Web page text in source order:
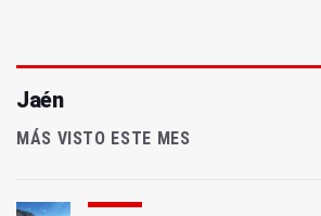
Jaén
MÁS VISTO ESTE MES